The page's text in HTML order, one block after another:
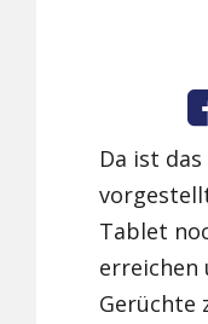
Da ist
Tablet
erreichen
Gerüchte